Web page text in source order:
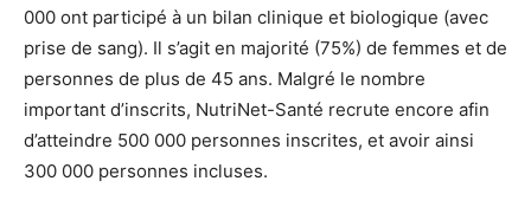
000 ont participé à un bilan clinique et biologique (avec
prise de sang). Il s’agit en majorité (75%) de femmes et de
personnes de plus de 45 ans. Malgré le nombre
important d’inscrits, NutriNet-Santé recrute encore afin
d’atteindre 500 000 personnes inscrites, et avoir ainsi
300 000 personnes incluses.